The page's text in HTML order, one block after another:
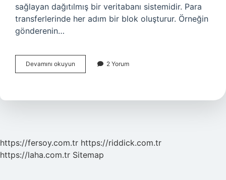
sağlayan dağıtılmış bir veritabanı sistemidir. Para
transferlerinde her adım bir blok oluşturur. Örneğin
gönderenin…
Devamını okuyun Blockchain
Neden
2 Yorum
https://fersoy.com.tr https://riddick.com.tr
https://laha.com.tr Sitemap